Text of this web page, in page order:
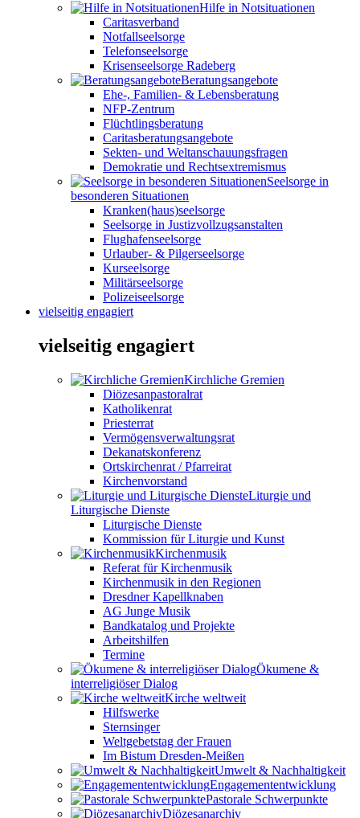
Hilfe in Notsituationen
Caritasverband
Notfallseelsorge
Telefonseelsorge
Krisenseelsorge Radeberg
Beratungsangebote
Ehe-, Familien- & Lebensberatung
NFP-Zentrum
Flüchtlingsberatung
Caritasberatungsangebote
Sekten- und Weltanschauungsfragen
Demokratie und Rechtsextremismus
Seelsorge in
besonderen Situationen
Kranken(haus)seelsorge
Seelsorge in Justizvollzugsanstalten
Flughafenseelsorge
Urlauber- & Pilgerseelsorge
Kurseelsorge
Militärseelsorge
Polizeiseelsorge
vielseitig engagiert
vielseitig engagiert
Kirchliche Gremien
Diözesanpastoralrat
Katholikenrat
Priesterrat
Vermögensverwaltungsrat
Dekanatskonferenz
Ortskirchenrat / Pfarreirat
Kirchenvorstand
Liturgie und
Liturgische Dienste
Liturgische Dienste
Kommission für Liturgie und Kunst
Kirchenmusik
Referat für Kirchenmusik
Kirchenmusik in den Regionen
Dresdner Kapellknaben
AG Junge Musik
Bandkatalog und Projekte
Arbeitshilfen
Termine
Ökumene &
interreligiöser Dialog
Kirche weltweit
Hilfswerke
Sternsinger
Weltgebetstag der Frauen
Im Bistum Dresden-Meißen
Umwelt & Nachhaltigkeit
Engagemententwicklung
Pastorale Schwerpunkte
Diözesanarchiv